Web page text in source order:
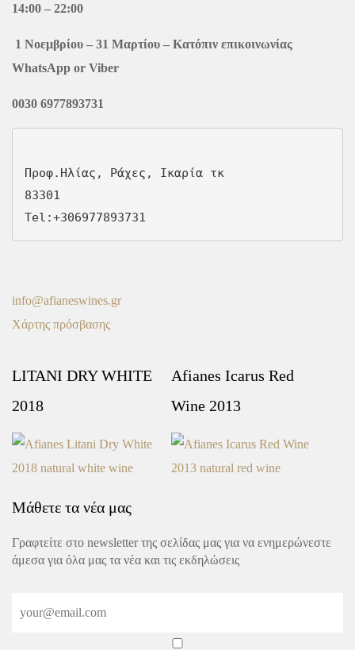
14:00 – 22:00
1 Νοεμβρίου – 31 Μαρτίου – Κατόπιν επικοινωνίας
WhatsApp or Viber
0030 6977893731
Προφ.Ηλίας, Ράχες, Ικαρία τκ
83301
Tel:+306977893731
info@afianeswines.gr
Χάρτης πρόσβασης
LITANI DRY WHITE
2018
Afianes Icarus Red
Wine 2013
Μάθετε τα νέα μας
Γραφτείτε στο newsletter της σελίδας μας για να ενημερώνεστε
άμεσα για όλα μας τα νέα και τις εκδηλώσεις